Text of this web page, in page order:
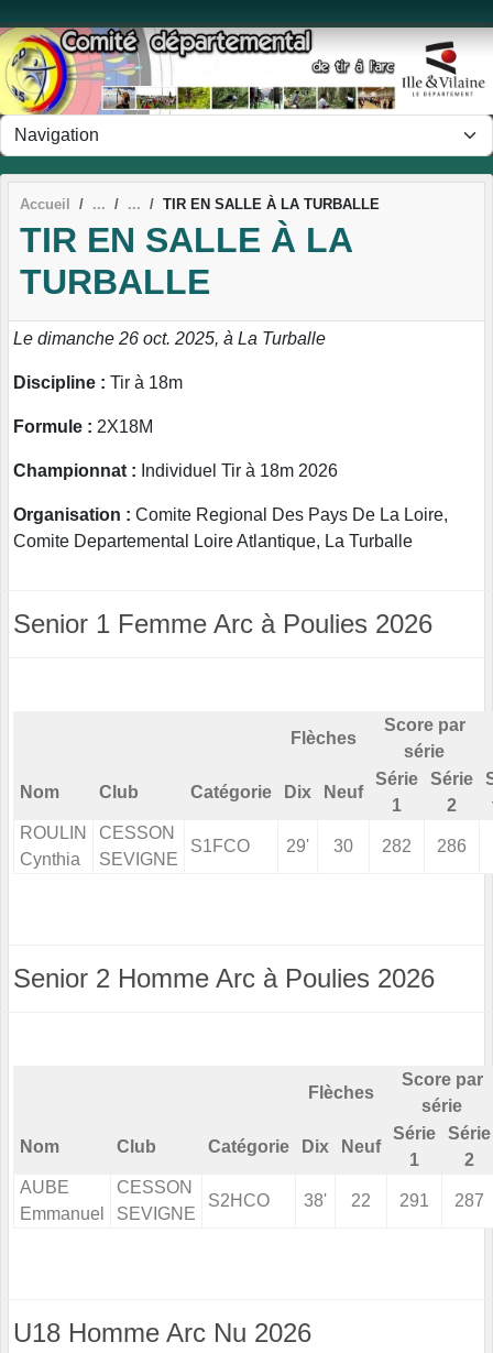
Accueil TIR EN SALLE À LA TURBALLE
TIR EN SALLE À LA
TURBALLE
Le dimanche 26 oct. 2025, à La Turballe
Discipline : Tir à 18m
Formule : 2X18M
Championnat : Individuel Tir à 18m 2026
Organisation : Comite Regional Des Pays De La Loire,
Comite Departemental Loire Atlantique, La Turballe
Senior 1 Femme Arc à Poulies 2026
Flèches
Score par
série
Nom Club Catégorie Dix Neuf
Série
1
Série
2
ROULIN
Cynthia
CESSON
SEVIGNE
S1FCO 29' 30 282 286
Senior 2 Homme Arc à Poulies 2026
Flèches
Score par
série
Nom Club Catégorie Dix Neuf
Série
1
Série
2
AUBE
Emmanuel
CESSON
SEVIGNE
S2HCO 38' 22 291 287
U18 Homme Arc Nu 2026